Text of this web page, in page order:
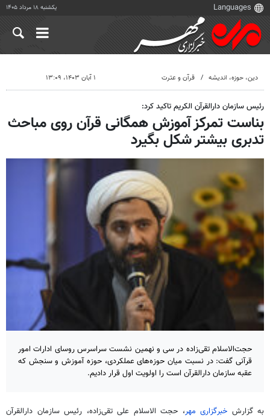
یکشنبه ۱۸ مرداد ۱۴۰۵
دين، حوزه، انديشه قرآن و عترت ۱ آبان ۱۴۰۳، ۱۳:۰۹
رئیس سازمان دارالقرآن الکریم تاکید کرد:
بناست تمرکز آموزش همگانی قرآن روی مباحث
تدبری بیشتر شکل بگیرد
حجت‌الاسلام تقی‌زاده در سی و نهمین نشست سراسرس روسای ادارات امور
قرآنی گفت: در نسبت میان حوزه‌های عملکردی، حوزه آموزش و سنجش که
عقبه سازمان دارالقرآن است را اولویت اول قرار دادیم.
به گزارش خبرگزاری مهر، حجت الاسلام علی تقی‌زاده، رئیس سازمان دارالقرآن